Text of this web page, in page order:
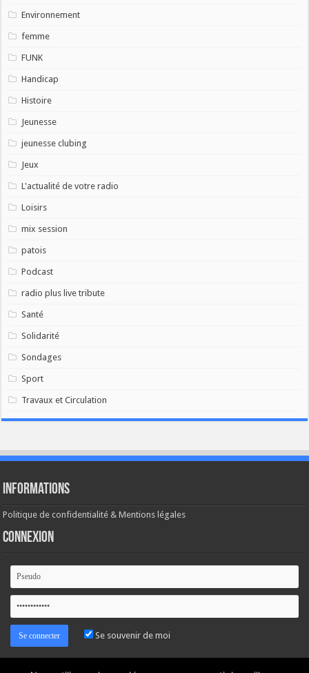
Environnement
femme
FUNK
Handicap
Histoire
Jeunesse
jeunesse clubing
Jeux
L'actualité de votre radio
Loisirs
mix session
patois
Podcast
radio plus live tribute
Santé
Solidarité
Sondages
Sport
Travaux et Circulation
Informations
Politique de confidentialité & Mentions légales
Connexion
Se souvenir de moi